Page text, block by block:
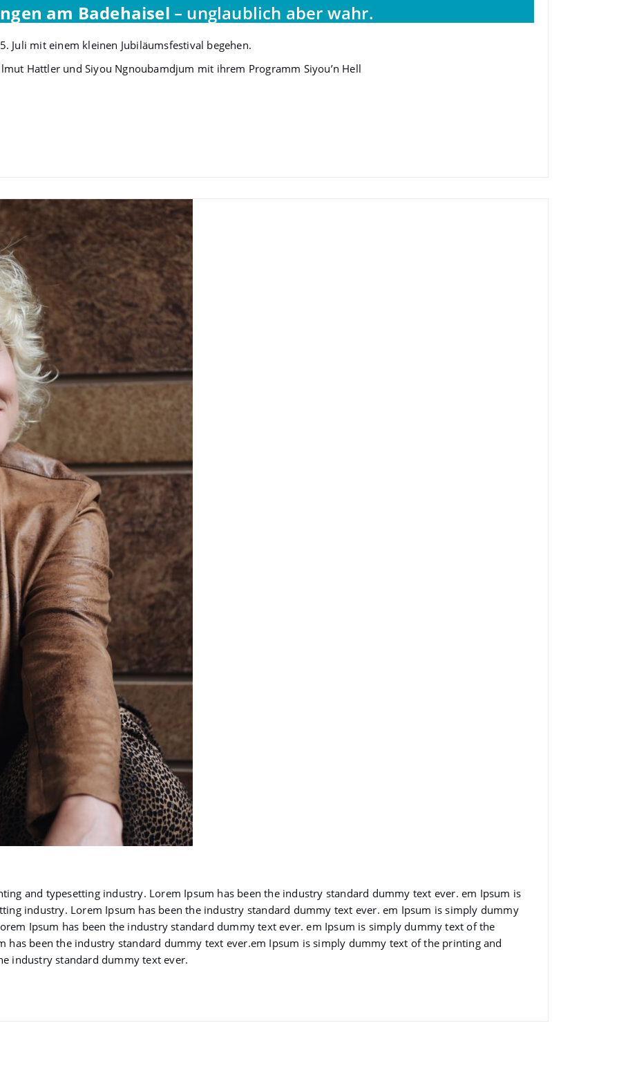
am Badehaisel – unglaublich aber wahr.
Juli mit einem kleinen Jubiläumsfestival begehen.
Hattler und Siyou Ngnoubamdjum mit ihrem Programm Siyou’n Hell
and typesetting industry. Lorem Ipsum has been the industry standard dummy text ever. em Ipsum is
industry. Lorem Ipsum has been the industry standard dummy text ever. em Ipsum is simply dummy
Ipsum has been the industry standard dummy text ever. em Ipsum is simply dummy text of the
has been the industry standard dummy text ever.em Ipsum is simply dummy text of the printing and
industry standard dummy text ever.